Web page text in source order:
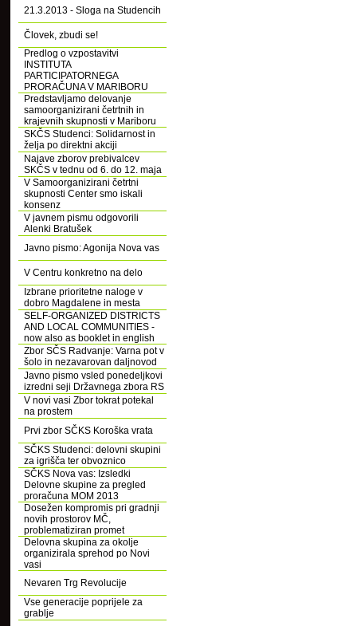
21.3.2013 - Sloga na Studencih
Človek, zbudi se!
Predlog o vzpostavitvi
INSTITUTA
PARTICIPATORNEGA
PRORAČUNA V MARIBORU
Predstavljamo delovanje
samoorganizirani četrtnih in
krajevnih skupnosti v Mariboru
SKČS Studenci: Solidarnost in
želja po direktni akciji
Najave zborov prebivalcev
SKČS v tednu od 6. do 12. maja
V Samoorganizirani četrtni
skupnosti Center smo iskali
konsenz
V javnem pismu odgovorili
Alenki Bratušek
Javno pismo: Agonija Nova vas
V Centru konkretno na delo
Izbrane prioritetne naloge v
dobro Magdalene in mesta
SELF-ORGANIZED DISTRICTS
AND LOCAL COMMUNITIES -
now also as booklet in english
Zbor SČS Radvanje: Varna pot v
šolo in nezavarovan daljnovod
Javno pismo vsled ponedeljkovi
izredni seji Državnega zbora RS
V novi vasi Zbor tokrat potekal
na prostem
Prvi zbor SČKS Koroška vrata
SČKS Studenci: delovni skupini
za igrišča ter obvoznico
SČKS Nova vas: Izsledki
Delovne skupine za pregled
proračuna MOM 2013
Dosežen kompromis pri gradnji
novih prostorov MČ,
problematiziran promet
Delovna skupina za okolje
organizirala sprehod po Novi
vasi
Nevaren Trg Revolucije
Vse generacije poprijele za
grablje